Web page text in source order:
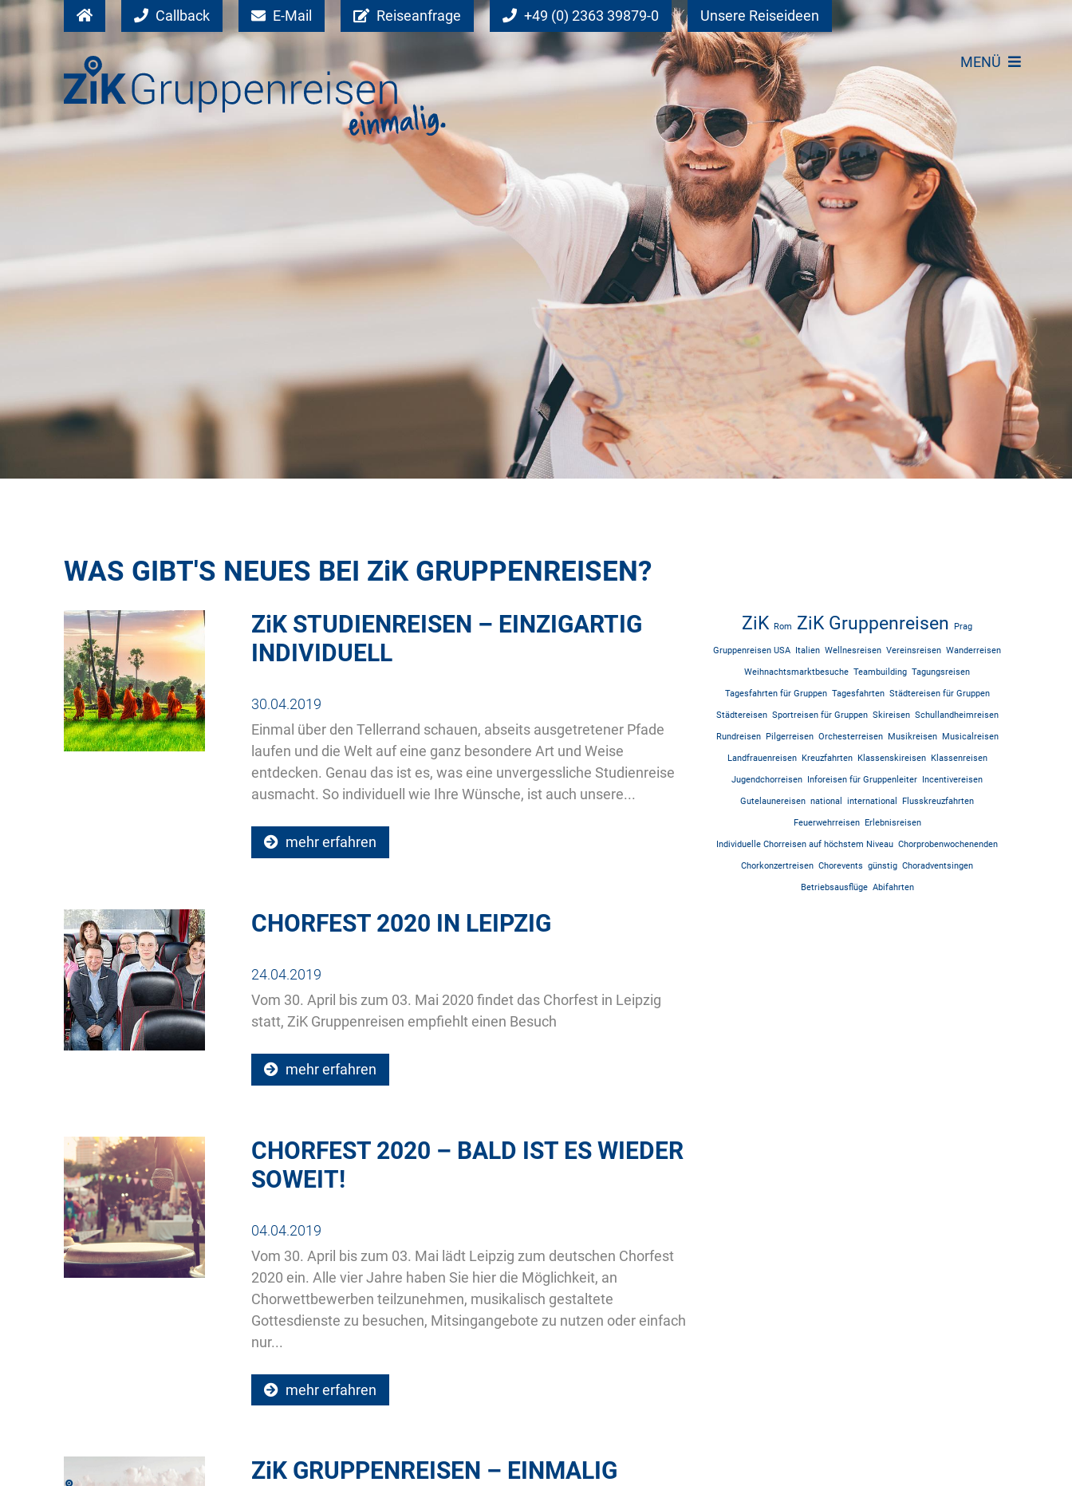
Callback E-Mail Reiseanfrage +49 (0) 2363 39879-0 Unsere Reiseideen
MENÜ
WAS GIBT'S NEUES BEI ZiKGRUPPENREISEN?
ZiKSTUDIENREISEN – EINZIGARTIG
INDIVIDUELL
30.04.2019
Einmal über den Tellerrand schauen, abseits ausgetretener Pfade
laufen und die Welt auf eine ganz besondere Art und Weise
entdecken. Genau das ist es, was eine unvergessliche Studienreise
ausmacht. So individuell wie Ihre Wünsche, ist auch unsere...
mehr erfahren
CHORFEST 2020 IN LEIPZIG
24.04.2019
Vom 30. April bis zum 03. Mai 2020 findet das Chorfest in Leipzig
statt, ZiK Gruppenreisen empfiehlt einen Besuch
mehr erfahren
CHORFEST 2020 – BALD IST ES WIEDER
SOWEIT!
04.04.2019
Vom 30. April bis zum 03. Mai lädt Leipzig zum deutschen Chorfest
2020 ein. Alle vier Jahre haben Sie hier die Möglichkeit, an
Chorwettbewerben teilzunehmen, musikalisch gestaltete
Gottesdienste zu besuchen, Mitsingangebote zu nutzen oder einfach
nur...
mehr erfahren
ZiKGRUPPENREISEN – EINMALIG
ZiK Rom ZiK Gruppenreisen Prag
Gruppenreisen USA Italien Wellnesreisen Vereinsreisen Wanderreisen
Weihnachtsmarktbesuche Teambuilding Tagungsreisen
Tagesfahrten für Gruppen Tagesfahrten Städtereisen für Gruppen
Städtereisen Sportreisen für Gruppen Skireisen Schullandheimreisen
Rundreisen Pilgerreisen Orchesterreisen Musikreisen Musicalreisen
Landfrauenreisen Kreuzfahrten Klassenskireisen Klassenreisen
Jugendchorreisen Inforeisen für Gruppenleiter Incentivereisen
Gutelaunereisen national international Flusskreuzfahrten
Feuerwehrreisen Erlebnisreisen
Individuelle Chorreisen auf höchstem Niveau Chorprobenwochenenden
Chorkonzertreisen Chorevents günstig Choradventsingen
Betriebsausflüge Abifahrten